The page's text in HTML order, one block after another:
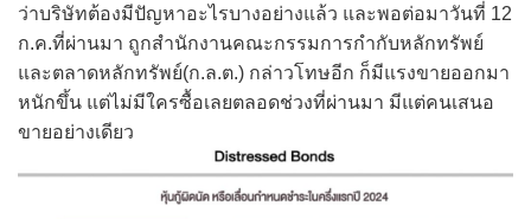
ว่าบริษัทต้องมีปัญหาอะไรบางอย่างแล้ว และพอต่อมาวันที่ 12
ก.ค.ที่ผ่านมา ถูกสำนักงานคณะกรรมการกำกับหลักทรัพย์
และตลาดหลักทรัพย์(ก.ล.ต.) กล่าวโทษอีก ก็มีแรงขายออกมา
หนักขึ้น แต่ไม่มีใครซื้อเลยตลอดช่วงที่ผ่านมา มีแต่คนเสนอ
ขายอย่างเดียว